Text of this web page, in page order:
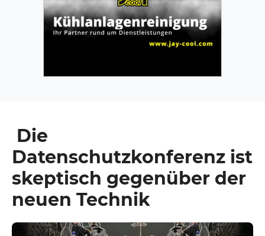
Die
Datenschutzkonferenz ist
skeptisch gegenüber der
neuen Technik